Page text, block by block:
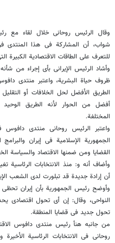
وقال الرئیس روحانی خلال لقاء مع
شواب، أن المشارکة فی هذا المنتدی
للتعرف علی الطاقات الاقتصادیة الکبیرة
وأشاد الرئیس الإیرانی بأی إجراء من
ظروف حیاة البشریة، واعتبر منتدی
الطریق الأفضل لحل الخلافات أو
أفضل من الحوار لأنه الطریق
المختلفة.
واعتبر الرئیس روحانی منتدی
الجمهوریة الإسلامیة فی إیران
القضایا ومن ضمنها الاقتصاد والسیاسة
وأضاف أنه و: منذ الانتخابات الرئاسیة
أن إرادة جدیدة قد تبلورت لدی الشعب
وأوضح رئیس الجمهوریة بأن إیران
النواحی، وقال: إن أی تحول اقتصادی
تحول جدید فی قضایا المنطقة.
من جانبه هنأ رئیس منتدی دافوس
روحانی فی الانتخابات الرئاسیة